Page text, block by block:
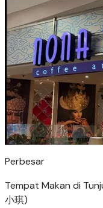
Perbesar
Tempat Makan di
小琪)